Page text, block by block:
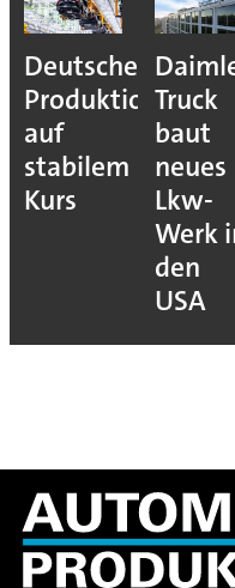
Deutsche
Produktion
auf
stabilem
Kurs
Truck
baut
neues
Lkw-
Werk
den
USA